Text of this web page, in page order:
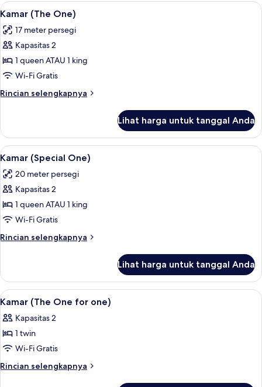
Lihat
semua
foto
untuk
Kamar
(The
One)
Kamar (The One) | Seprai antialergi,
6
Kamar (The One)
17 meter persegi
Kapasitas 2
1 queen ATAU 1 king
Wi-Fi Gratis
Rincian selengkapnya
Rincian
Kamar
(The
One)
Lihat harga untuk tanggal Anda
Lihat
semua
foto
untuk
Kamar
(Special
One)
Kamar (Special One) | Seprai
6
Kamar (Special One)
20 meter persegi
Kapasitas 2
1 queen ATAU 1 king
Wi-Fi Gratis
Rincian selengkapnya
Rincian
Kamar
(Special
One)
Lihat harga untuk tanggal Anda
Lihat
semua
foto
untuk
Kamar
(The
Kamar (The One for one) | Seprai
6
Kamar (The One for one)
Kapasitas 2
1 twin
Wi-Fi Gratis
Rincian selengkapnya
Rincian